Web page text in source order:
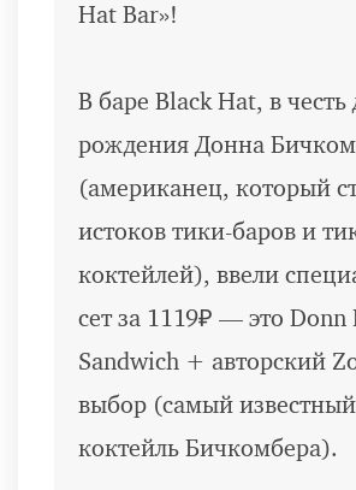
Hat Bar»!
В баре Black Hat, в честь
рождения Донна
(американец, который
истоков тики-баров и
коктейлей), ввели
сет за 1119₽ — это Donn
Sandwich + авторский
выбор (самый известный
коктейль Бичкомбера).